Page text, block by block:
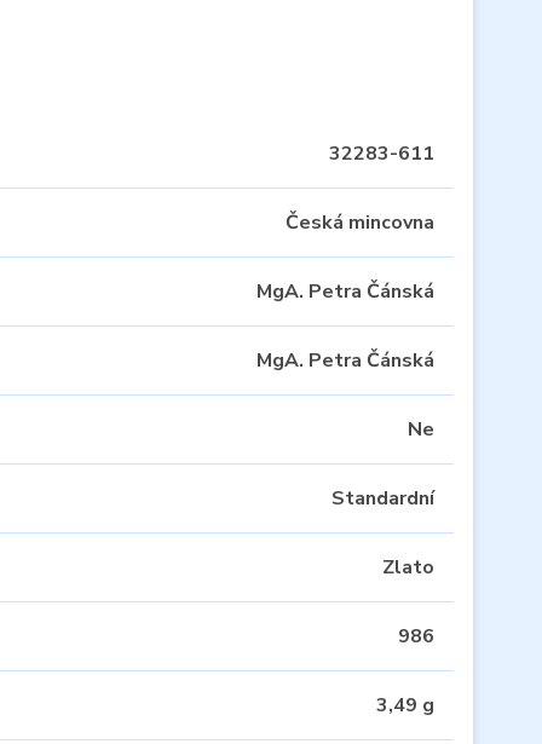
32283-611
Česká mincovna
MgA. Petra Čánská
MgA. Petra Čánská
Ne
Standardní
Zlato
986
3,49 g